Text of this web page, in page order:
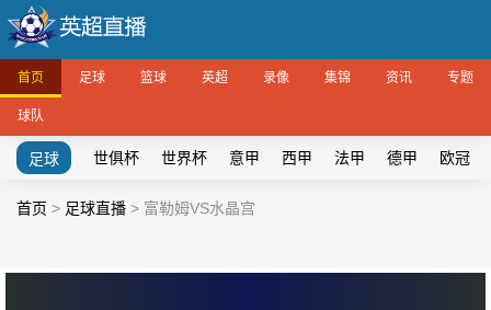
首页 足球 篮球 英超 录像 集锦 资讯 专题
球队
足球 世俱杯 世界杯 意甲 西甲 法甲 德甲 欧冠
首页 > 足球直播 > 富勒姆VS水晶宫